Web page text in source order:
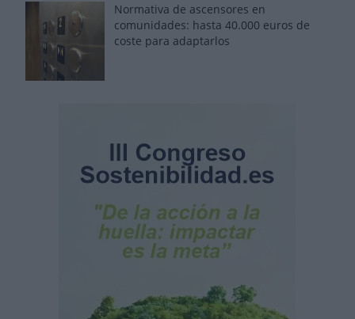
Normativa de ascensores en
comunidades: hasta 40.000 euros de
coste para adaptarlos